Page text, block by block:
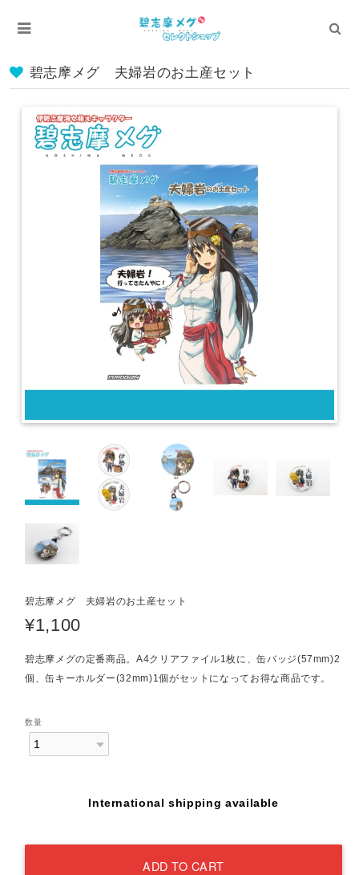
碧志摩メグ 夫婦岩のお土産セット
碧志摩メグ 夫婦岩のお土産セット
¥1,100
碧志摩メグの定番商品。A4クリアファイル1枚に、缶バッジ(57mm)2
個、缶キーホルダー(32mm)1個がセットになってお得な商品です。
数量
International shipping available
ADD TO CART